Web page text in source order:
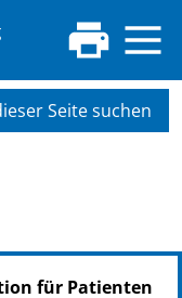
Seite suchen
für Patienten